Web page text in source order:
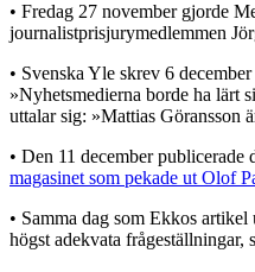
• Fredag 27 november gjorde
journalistprisjurymedlemmen
• Svenska Yle skrev 6
»Nyhetsmedierna borde ha lärt
uttalar sig: »Mattias Göransson
• Den 11 december
magasinet som pekade ut Olof
• Samma dag som Ekkos
högst adekvata frågeställningar,